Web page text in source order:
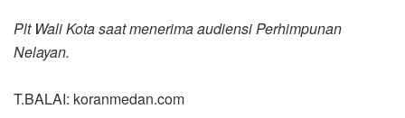
Plt Wali Kota saat menerima audiensi Perhimpunan
Nelayan.
T.BALAI: koranmedan.com